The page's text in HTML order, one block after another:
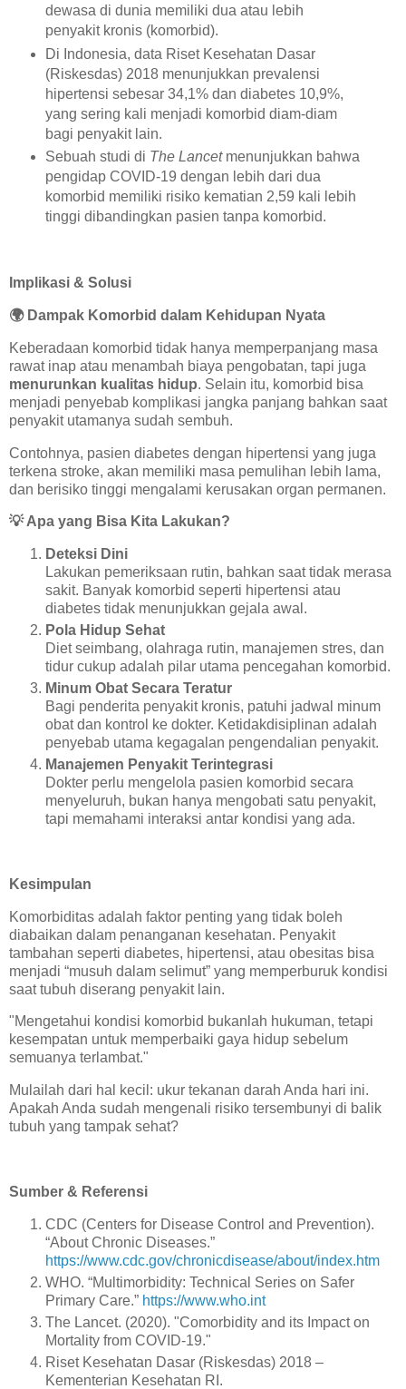
dewasa di dunia memiliki dua atau lebih
penyakit kronis (komorbid).
Di Indonesia, data Riset Kesehatan Dasar
(Riskesdas) 2018 menunjukkan prevalensi
hipertensi sebesar 34,1% dan diabetes 10,9%,
yang sering kali menjadi komorbid diam-diam
bagi penyakit lain.
Sebuah studi di The Lancetmenunjukkan bahwa
pengidap COVID-19 dengan lebih dari dua
komorbid memiliki risiko kematian 2,59 kali lebih
tinggi dibandingkan pasien tanpa komorbid.
Implikasi & Solusi
🌍Dampak Komorbid dalam Kehidupan Nyata
Keberadaan komorbid tidak hanya memperpanjang masa
rawat inap atau menambah biaya pengobatan, tapi juga
menurunkan kualitas hidup. Selain itu, komorbid bisa
menjadi penyebab komplikasi jangka panjang bahkan saat
penyakit utamanya sudah sembuh.
Contohnya, pasien diabetes dengan hipertensi yang juga
terkena stroke, akan memiliki masa pemulihan lebih lama,
dan berisiko tinggi mengalami kerusakan organ permanen.
💡Apa yang Bisa Kita Lakukan?
Deteksi Dini
Lakukan pemeriksaan rutin, bahkan saat tidak merasa
sakit. Banyak komorbid seperti hipertensi atau
diabetes tidak menunjukkan gejala awal.
Pola Hidup Sehat
Diet seimbang, olahraga rutin, manajemen stres, dan
tidur cukup adalah pilar utama pencegahan komorbid.
Minum Obat Secara Teratur
Bagi penderita penyakit kronis, patuhi jadwal minum
obat dan kontrol ke dokter. Ketidakdisiplinan adalah
penyebab utama kegagalan pengendalian penyakit.
Manajemen Penyakit Terintegrasi
Dokter perlu mengelola pasien komorbid secara
menyeluruh, bukan hanya mengobati satu penyakit,
tapi memahami interaksi antar kondisi yang ada.
Kesimpulan
Komorbiditas adalah faktor penting yang tidak boleh
diabaikan dalam penanganan kesehatan. Penyakit
tambahan seperti diabetes, hipertensi, atau obesitas bisa
menjadi “musuh dalam selimut” yang memperburuk kondisi
saat tubuh diserang penyakit lain.
"Mengetahui kondisi komorbid bukanlah hukuman, tetapi
kesempatan untuk memperbaiki gaya hidup sebelum
semuanya terlambat."
Mulailah dari hal kecil: ukur tekanan darah Anda hari ini.
Apakah Anda sudah mengenali risiko tersembunyi di balik
tubuh yang tampak sehat?
Sumber & Referensi
CDC (Centers for Disease Control and Prevention).
“About Chronic Diseases.”
https://www.cdc.gov/chronicdisease/about/index.htm
WHO. “Multimorbidity: Technical Series on Safer
Primary Care.” https://www.who.int
The Lancet. (2020). "Comorbidity and its Impact on
Mortality from COVID-19."
Riset Kesehatan Dasar (Riskesdas) 2018 –
Kementerian Kesehatan RI.